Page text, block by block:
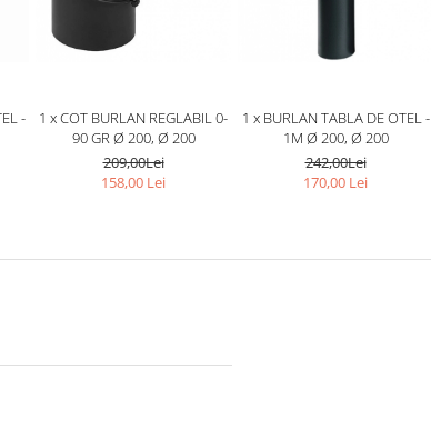
-
1 x COT BURLAN REGLABIL 0-
90 GR Ø 200, Ø 200
209,00Lei
158,00 Lei
1 x BURLAN TABLA DE OTEL -
1M Ø 200, Ø 200
242,00Lei
170,00 Lei